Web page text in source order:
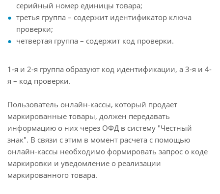
серийный номер единицы товара;
третья группа – содержит идентификатор ключа
проверки;
четвертая группа – содержит код проверки.
1-я и 2-я группа образуют код идентификации, а 3-я и 4-
я – код проверки.
Пользователь онлайн-кассы, который продает
маркированные товары, должен передавать
информацию о них через ОФД в систему "Честный
знак". В связи с этим в момент расчета с помощью
онлайн-кассы необходимо формировать запрос о коде
маркировки и уведомление о реализации
маркированного товара.